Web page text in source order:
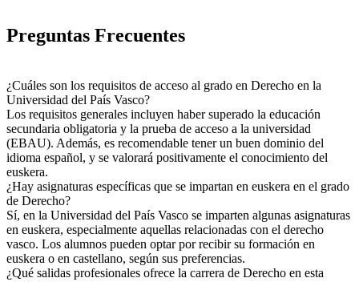
Preguntas Frecuentes
¿Cuáles son los requisitos de acceso al grado en Derecho en la
Universidad del País Vasco?
Los requisitos generales incluyen haber superado la educación
secundaria obligatoria y la prueba de acceso a la universidad
(EBAU). Además, es recomendable tener un buen dominio del
idioma español, y se valorará positivamente el conocimiento del
euskera.
¿Hay asignaturas específicas que se impartan en euskera en el grado
de Derecho?
Sí, en la Universidad del País Vasco se imparten algunas asignaturas
en euskera, especialmente aquellas relacionadas con el derecho
vasco. Los alumnos pueden optar por recibir su formación en
euskera o en castellano, según sus preferencias.
¿Qué salidas profesionales ofrece la carrera de Derecho en esta